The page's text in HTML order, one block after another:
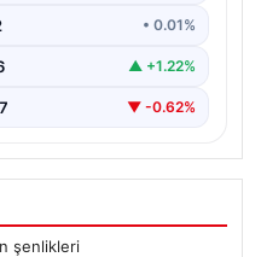
• 0.01%
▲ +1.22%
▼ -0.62%
şenlikleri